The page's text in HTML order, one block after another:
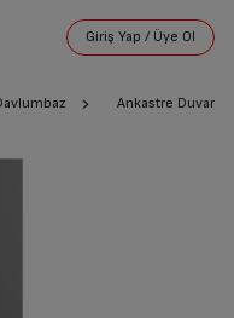
Ankastre Duvar